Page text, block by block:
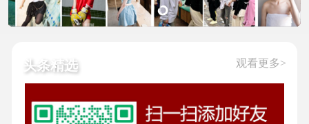
头条精选 观看更多>